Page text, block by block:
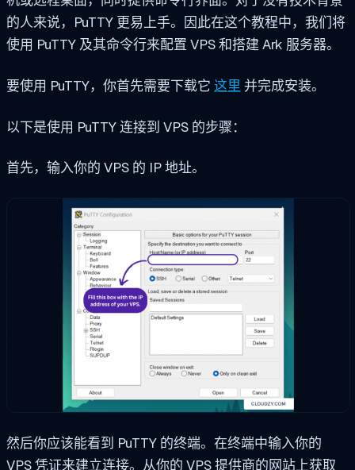
的人来说，PuTTY 更易上手。因此在这个教程中，我们将
使用 PuTTY 及其命令行来配置 VPS 和搭建 Ark 服务器。
要使用 PuTTY，你首先需要下载它 这里 并完成安装。
以下是使用 PuTTY 连接到 VPS 的步骤：
首先，输入你的 VPS 的 IP 地址。
然后你应该能看到 PuTTY 的终端。在终端中输入你的
VPS 凭证来建立连接。从你的 VPS 提供商的网站上获取